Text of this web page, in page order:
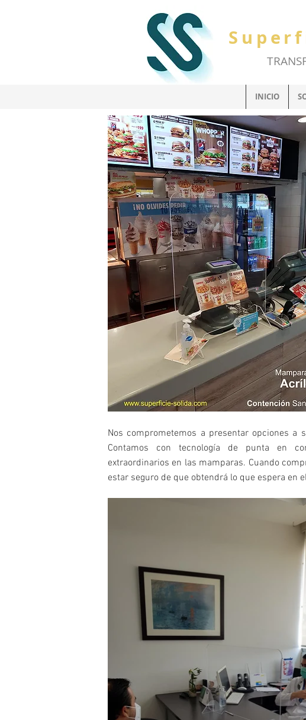
INICIO
Nos comprometemos a presentar opciones a
Contamos con tecnología de punta en
extraordinarios en las mamparas. Cuando
estar seguro de que obtendrá lo que espera en